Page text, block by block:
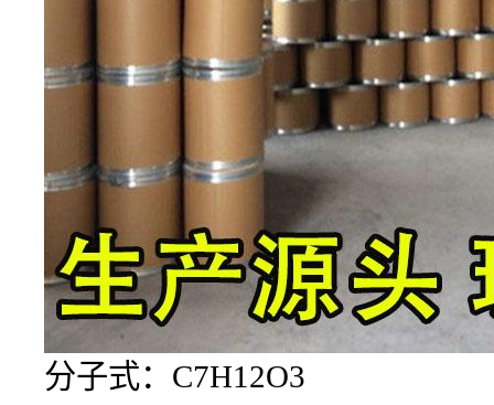
分子式：C7H12O3